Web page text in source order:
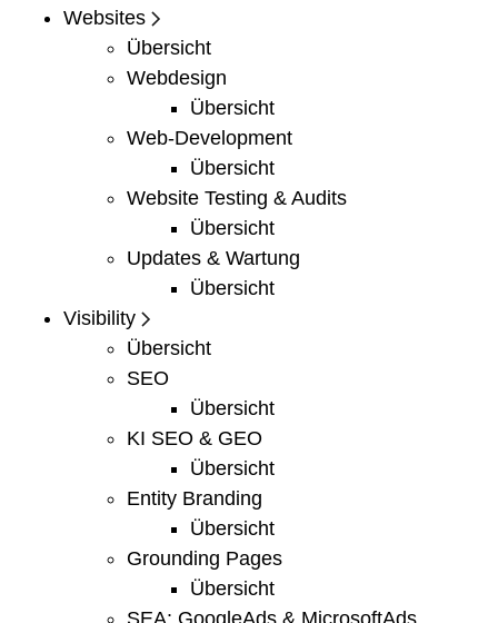
Websites
Übersicht
Webdesign
Übersicht
Web-Development
Übersicht
Website Testing & Audits
Übersicht
Updates & Wartung
Übersicht
Visibility
Übersicht
SEO
Übersicht
KI SEO & GEO
Übersicht
Entity Branding
Übersicht
Grounding Pages
Übersicht
SEA: GoogleAds & MicrosoftAds